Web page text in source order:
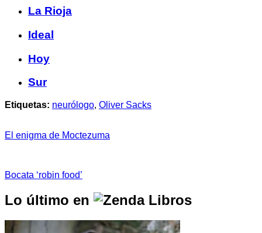
La Rioja
Ideal
Hoy
Sur
Etiquetas: neurólogo, Oliver Sacks
El enigma de Moctezuma
Bocata ‘robin food’
Lo último en